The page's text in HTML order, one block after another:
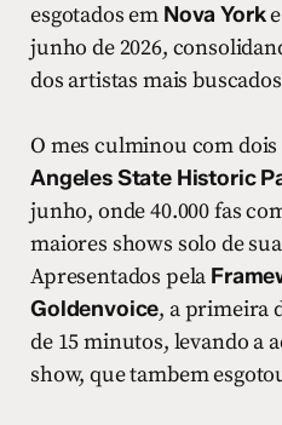
esgotados em Nova Yorke
junho de 2026,
dos artistas mais
O mes culminou com dois
Angeles State Historic
junho, onde 40.000 fas
maiores shows solo de
Apresentados pela
Goldenvoice, a primeira
de 15 minutos, levando a
show, que tambem